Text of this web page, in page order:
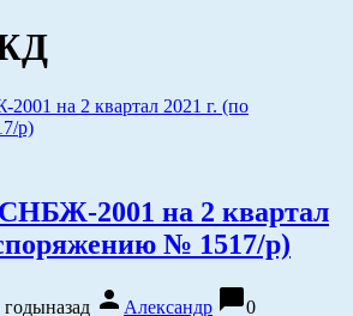
2001 на 2 квартал
№ 1517/р)
годыназад person Александр chat_bubble0